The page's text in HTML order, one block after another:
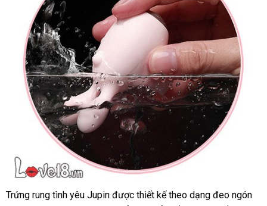
silicone
cao
cấp.
Trứng
Trứng rung tình yêu Jupin tư
được thiết kế theo dạng đeo ngón